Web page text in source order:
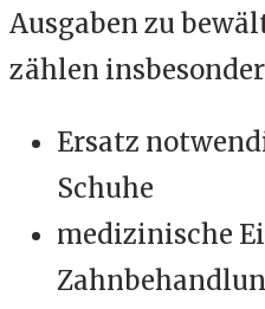
Ausgaben zu
zählen
Ersatz
Schuhe
medizinische